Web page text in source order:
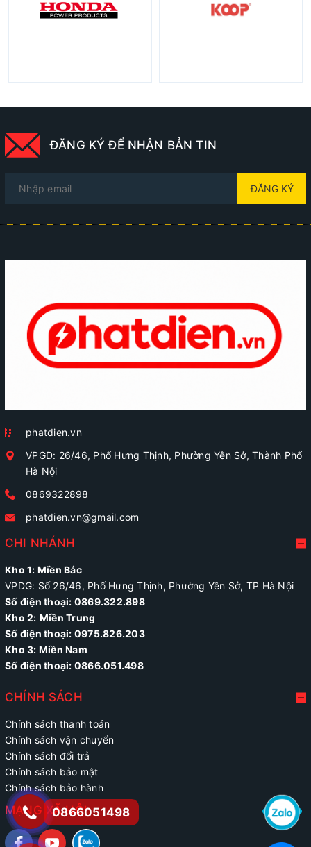
ĐĂNG KÝ ĐỂ NHẬN BẢN TIN
ĐĂNG KÝ
phatdien.vn
VPGD: 26/46, Phố Hưng Thịnh, Phường Yên Sở, Thành Phố
Hà Nội
0869322898
phatdien.vn@gmail.com
CHI NHÁNH
Kho 1: Miền Bắc
VPDG: Số 26/46, Phố Hưng Thịnh, Phường Yên Sở, TP Hà Nội
Số điện thoại: 0869.322.898
Kho 2: Miền Trung
Số điện thoại: 0975.826.203
Kho 3: Miền Nam
Số điện thoại: 0866.051.498
CHÍNH SÁCH
Chính sách thanh toán
Chính sách vận chuyển
Chính sách đổi trả
Chính sách bảo mật
Chính sách bảo hành
MẠNG XÃ HỘI0866051498